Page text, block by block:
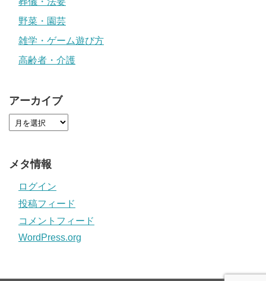
野菜・園芸
雑学・ゲーム遊び方
高齢者・介護
アーカイブ
メタ情報
ログイン
投稿フィード
コメントフィード
WordPress.org